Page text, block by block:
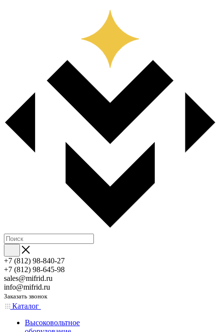
+7 (812) 98-840-27
+7 (812) 98-645-98
sales@mifrid.ru
info@mifrid.ru
Заказать звонок
Каталог
Высоковольтное